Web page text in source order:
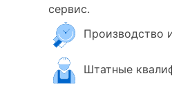
сервис.
Производство
Штатные